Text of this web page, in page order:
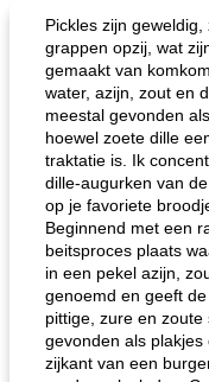
Pickles zijn
grappen opzij, wat
gemaakt van
water, azijn, zout en
meestal gevonden
hoewel zoete dille
traktatie is. Ik
dille-augurken van
op je favoriete
Beginnend met een
beitsproces plaats
in een pekel azijn,
genoemd en geeft
pittige, zure en
gevonden als
zijkant van een